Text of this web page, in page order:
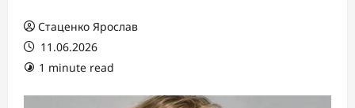
Стаценко Ярослав
11.06.2026
1 minute read